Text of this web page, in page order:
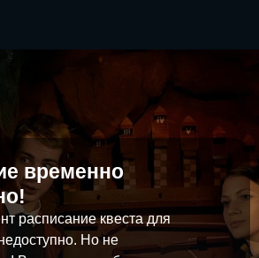
временно
расписание квеста для
Но не